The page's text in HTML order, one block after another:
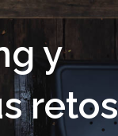
y
retos